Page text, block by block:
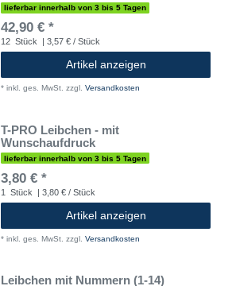
lieferbar innerhalb von 3 bis 5 Tagen
42,90 € *
12 Stück | 3,57 € / Stück
Artikel anzeigen
* inkl. ges. MwSt. zzgl. Versandkosten
T-PRO Leibchen - mit
Wunschaufdruck
lieferbar innerhalb von 3 bis 5 Tagen
3,80 € *
1 Stück | 3,80 € / Stück
Artikel anzeigen
* inkl. ges. MwSt. zzgl. Versandkosten
Leibchen mit Nummern (1-14)